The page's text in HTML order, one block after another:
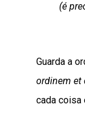
(é
Guarda a
ordinem et
cada coisa